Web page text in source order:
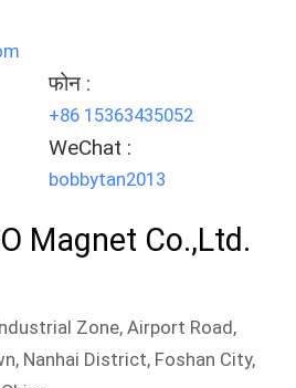
फोन :
+86 15363435052
WeChat :
bobbytan2013
Magnet Co.,Ltd.
Zone, Airport Road,
Nanhai District, Foshan City,